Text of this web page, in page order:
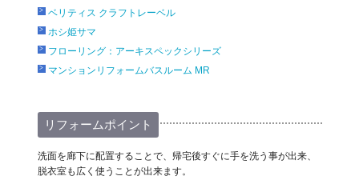
ベリティス クラフトレーベル
ホシ姫サマ
フローリング：アーキスペックシリーズ
マンションリフォームバスルーム MR
リフォームポイント
洗面を廊下に配置することで、帰宅後すぐに手を洗う事が出来、
脱衣室も広く使うことが出来ます。